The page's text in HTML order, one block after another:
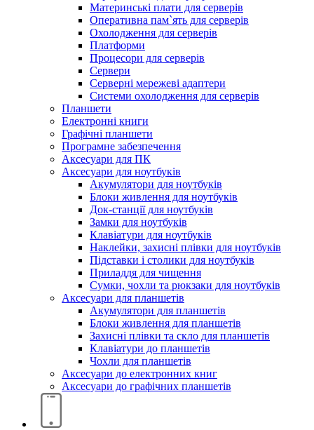
Материнські плати для серверів
Оперативна пам`ять для серверів
Охолодження для серверів
Платформи
Процесори для серверів
Сервери
Серверні мережеві адаптери
Системи охолодження для серверів
Планшети
Електронні книги
Графічні планшети
Програмне забезпечення
Аксесуари для ПК
Аксесуари для ноутбуків
Акумулятори для ноутбуків
Блоки живлення для ноутбуків
Док-станції для ноутбуків
Замки для ноутбуків
Клавіатури для ноутбуків
Наклейки, захисні плівки для ноутбуків
Підставки і столики для ноутбуків
Приладдя для чищення
Сумки, чохли та рюкзаки для ноутбуків
Аксесуари для планшетів
Акумулятори для планшетів
Блоки живлення для планшетів
Захисні плівки та скло для планшетів
Клавіатури до планшетів
Чохли для планшетів
Аксесуари до електронних книг
Аксесуари дo графічних планшетів